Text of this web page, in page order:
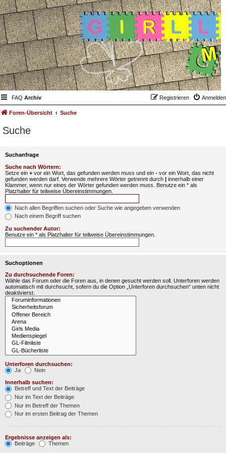
FAQ Archiv Anmelden
Registrieren
Foren-Übersicht Suche
Suche
Suchanfrage
Suche nach Wörtern:
Setze ein + vor ein Wort, das gefunden werden muss und ein - vor ein Wort, das nicht
gefunden werden darf. Verwende mehrere Wörter getrennt durch | innerhalb einer
Klammer, wenn nur eines der Wörter gefunden werden muss. Benutze ein * als
Platzhalter für teilweise Übereinstimmungen.
Nach allen Begriffen suchen oder Suche wie angegeben verwenden
Nach einem Begriff suchen
Zu suchender Autor:
Benutze ein * als Platzhalter für teilweise Übereinstimmungen.
Suchoptionen
Zu durchsuchende Foren:
Wähle das Forum oder die Foren aus, in denen gesucht werden soll. Unterforen werden
automatisch mit durchsucht, sofern du die Option „Unterforen durchsuchen“ unten nicht
deaktivierst.
Unterforen durchsuchen:
Ja
Nein
Innerhalb suchen:
Betreff und Text der Beiträge
Nur im Text der Beiträge
Nur im Betreff der Themen
Nur im ersten Beitrag der Themen
Ergebnisse anzeigen als:
Beiträge
Themen